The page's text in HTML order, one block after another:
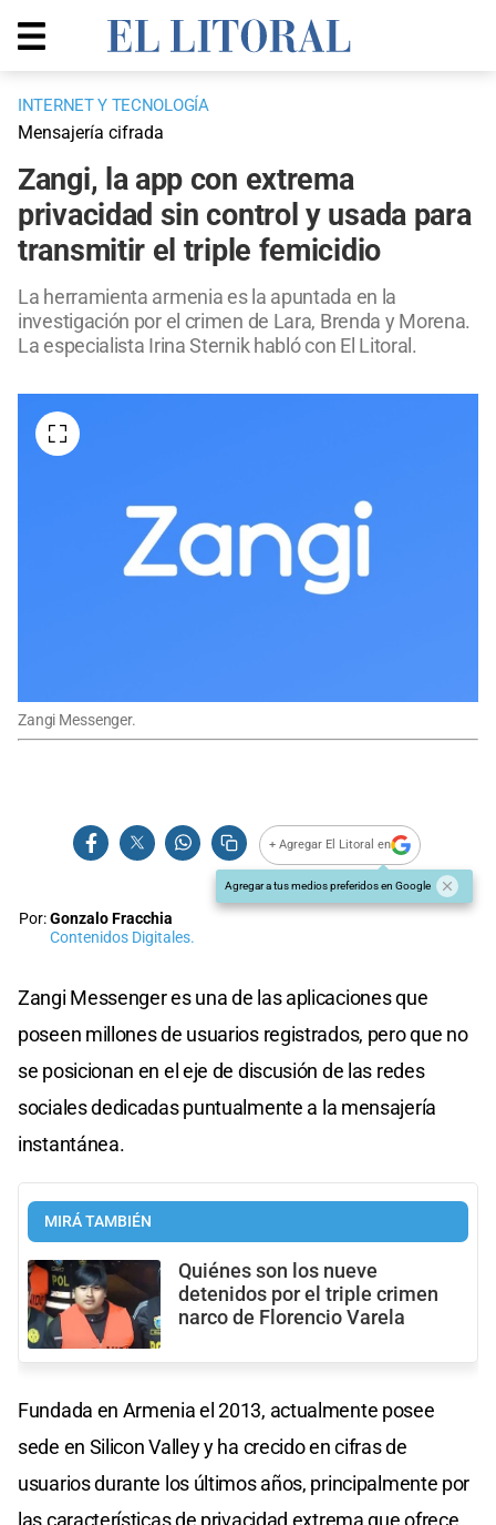
INTERNET Y TECNOLOGÍA
Mensajería cifrada
Zangi, la app con extrema
privacidad sin control y usada para
transmitir el triple femicidio
La herramienta armenia es la apuntada en la
investigación por el crimen de Lara, Brenda y Morena.
La especialista Irina Sternik habló con El Litoral.
Zangi Messenger.
+ Agregar El Litoral en
Agregar a tus medios preferidos en Google
Por:Gonzalo Fracchia
Contenidos Digitales.
Zangi Messenger es una de las aplicaciones que
poseen millones de usuarios registrados, pero que no
se posicionan en el eje de discusión de las redes
sociales dedicadas puntualmente a la mensajería
instantánea.
MIRÁ TAMBIÉN
Quiénes son los nueve
detenidos por el triple crimen
narco de Florencio Varela
Fundada en Armenia el 2013, actualmente posee
sede en Silicon Valley y ha crecido en cifras de
usuarios durante los últimos años, principalmente por
las características de privacidad extrema que ofrece.